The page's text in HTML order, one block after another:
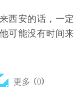
西安的话，一定
可能没有时间来
更多 (0)